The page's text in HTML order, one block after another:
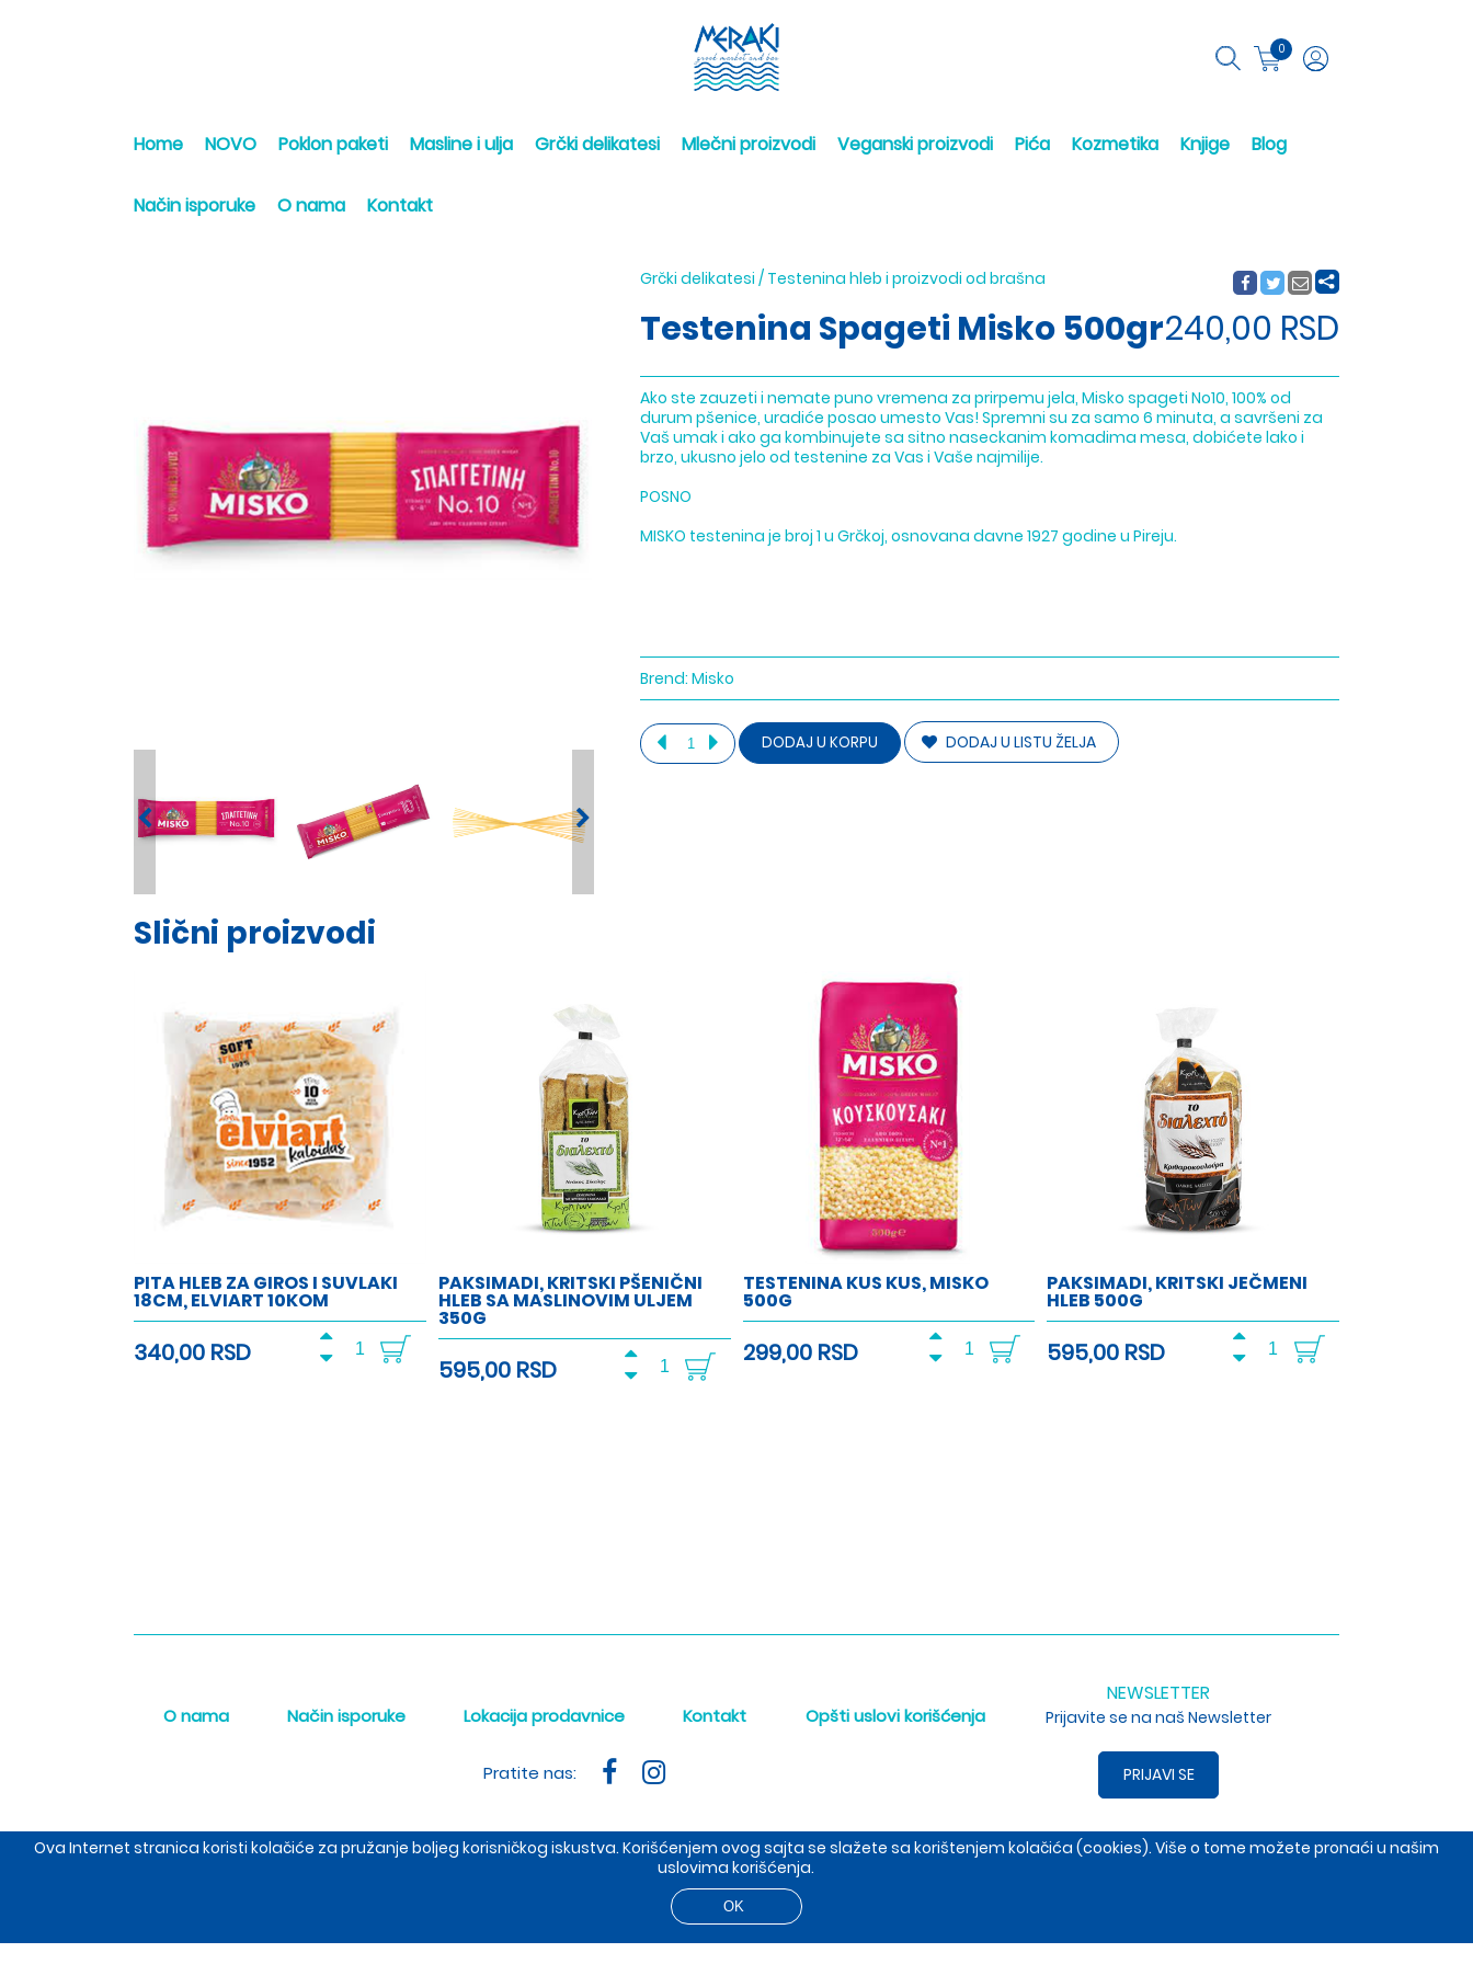
Ova Internet stranica koristi kolačiće za pružanje boljeg korisničkog iskustva. Korišćenjem ovog sajta se slažete sa korištenjem kolačića (cookies). Više o tome možete pronaći u našim
uslovima korišćenja.
0
Home NOVO Poklon paketi Masline i ulja Grčki delikatesi Mlečni proizvodi Veganski proizvodi Pića Kozmetika Knjige Blog
Način isporuke O nama Kontakt
Grčki delikatesi / Testenina hleb i proizvodi od brašna
Testenina Spageti Misko 500gr240,00 RSD
Ako ste zauzeti i nemate puno vremena za prirpemu jela, Misko spageti No10, 100% od
durum pšenice, uradiće posao umesto Vas! Spremni su za samo 6 minuta, a savršeni za
Vaš umak i ako ga kombinujete sa sitno naseckanim komadima mesa, dobićete lako i
brzo, ukusno jelo od testenine za Vas i Vaše najmilije.
POSNO
MISKO testenina je broj 1 u Grčkoj, osnovana davne 1927 godine u Pireju.
Brend: Misko
DODAJ U KORPU DODAJ U LISTU ŽELJA
Slični proizvodi
PITA HLEB ZA GIROS I SUVLAKI
18CM, ELVIART 10KOM
340,00 RSD
PAKSIMADI, KRITSKI PŠENIČNI
HLEB SA MASLINOVIM ULJEM
350G
595,00 RSD
TESTENINA KUS KUS, MISKO
500G
299,00 RSD
PAKSIMADI, KRITSKI JEČMENI
HLEB 500G
595,00 RSD
O nama Način isporuke Lokacija prodavnice Kontakt Opšti uslovi korišćenja
Pratite nas:
NEWSLETTER
Prijavite se na naš Newsletter
PRIJAVI SE
The Meraki d.o.o. sedište: Dobropoljska 37, prodavnica: Cetinjska 4, 11000 BEOGRAD, Srbija